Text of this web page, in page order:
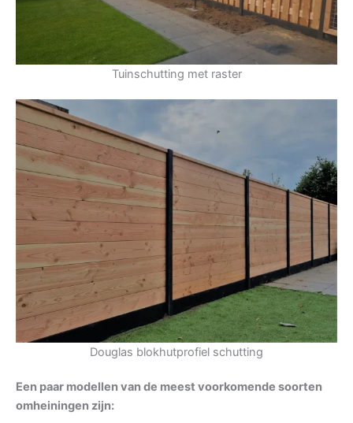
Tuinschutting met raster
Douglas blokhutprofiel schutting
Een paar modellen van de meest voorkomende soorten
omheiningen zijn: